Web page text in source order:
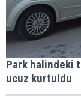
Park halindeki
ucuz kurtuldu